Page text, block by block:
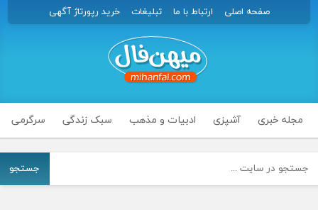
صفحه اصلی ارتباط با ما تبلیغات خرید رپورتاژ آگهی
مجله خبری آشپزی ادبیات و مذهب سبک زندگی سرگرمی
جستجو